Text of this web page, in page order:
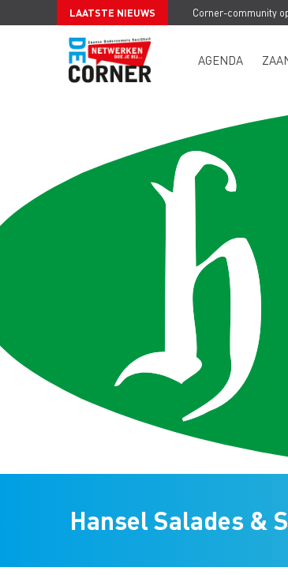
LAATSTE NIEUWS Corner-community
AGENDA
Hansel Salades &